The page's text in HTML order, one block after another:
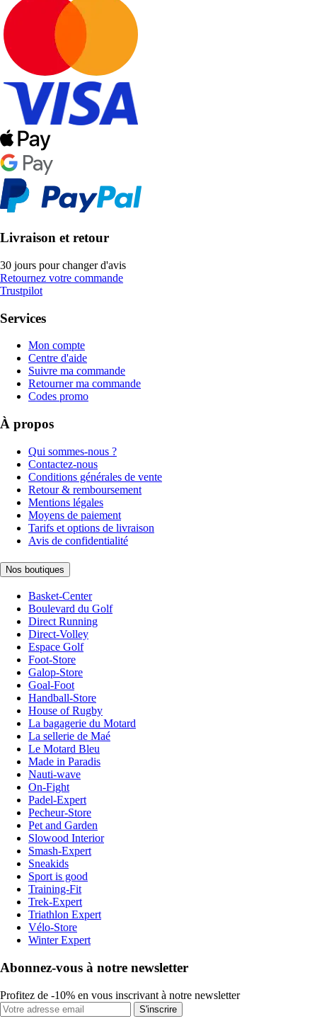
Livraison et retour
30 jours pour changer d'avis
Retournez votre commande
Trustpilot
Services
Mon compte
Centre d'aide
Suivre ma commande
Retourner ma commande
Codes promo
À propos
Qui sommes-nous ?
Contactez-nous
Conditions générales de vente
Retour & remboursement
Mentions légales
Moyens de paiement
Tarifs et options de livraison
Avis de confidentialité
Nos boutiques
Basket-Center
Boulevard du Golf
Direct Running
Direct-Volley
Espace Golf
Foot-Store
Galop-Store
Goal-Foot
Handball-Store
House of Rugby
La bagagerie du Motard
La sellerie de Maé
Le Motard Bleu
Made in Paradis
Nauti-wave
On-Fight
Padel-Expert
Pecheur-Store
Pet and Garden
Slowood Interior
Smash-Expert
Sneakids
Sport is good
Training-Fit
Trek-Expert
Triathlon Expert
Vélo-Store
Winter Expert
Abonnez-vous à notre newsletter
Profitez de -10% en vous inscrivant à notre newsletter
S'inscrire